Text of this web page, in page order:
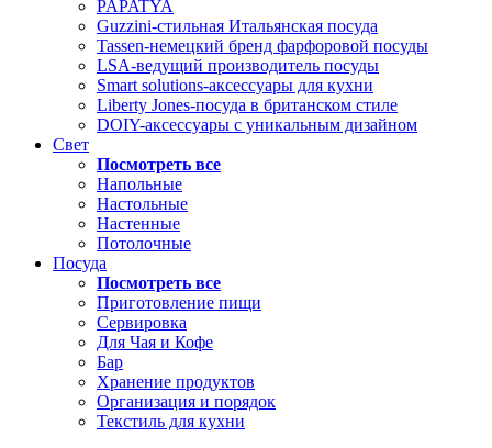
PAPATYA
Guzzini-стильная Итальянская посуда
Tassen-немецкий бренд фарфоровой посуды
LSA-ведущий производитель посуды
Smart solutions-аксессуары для кухни
Liberty Jones-посуда в британском стиле
DOIY-аксессуары с уникальным дизайном
Свет
Посмотреть все
Напольные
Настольные
Настенные
Потолочные
Посуда
Посмотреть все
Приготовление пищи
Сервировка
Для Чая и Кофе
Бар
Хранение продуктов
Организация и порядок
Текстиль для кухни